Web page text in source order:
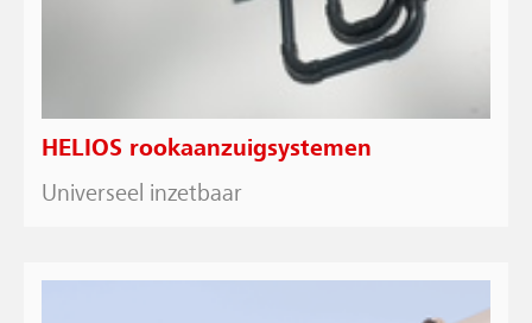
HELIOS rookaanzuigsystemen
Universeel inzetbaar